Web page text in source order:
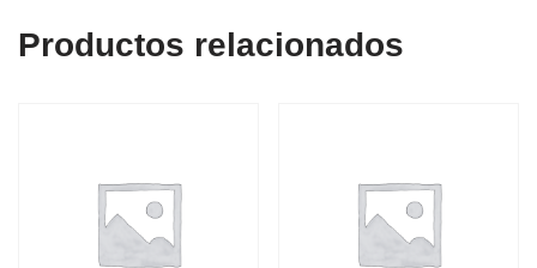
Productos relacionados